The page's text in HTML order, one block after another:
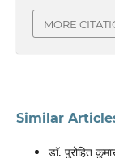
MORE
Similar
डाॅ. पुरोहित